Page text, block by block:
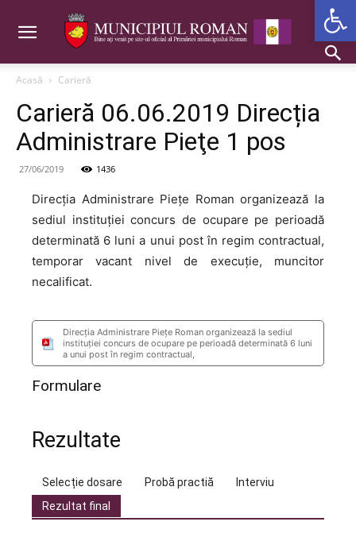
Acasă Carieră
Carieră 06.06.2019 Direcția
Administrare Pieţe 1 pos
27/06/2019 1436
Direcția Administrare Pieţe Roman organizează la
sediul instituției concurs de ocupare pe perioadă
determinată 6 luni a unui post în regim contractual,
temporar vacant nivel de execuţie, muncitor
necalificat.
Direcția Administrare Pieţe Roman organizează la sediul
instituției concurs de ocupare pe perioadă determinată 6 luni
a unui post în regim contractual,
Formulare
Rezultate
Selecție dosare Probă practiă
Interviu
Rezultat final